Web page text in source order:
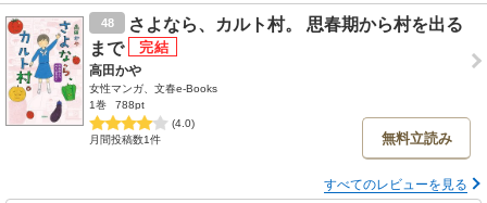
48
さよなら、カルト村。 思春期から村を出る
まで
高田かや
女性マンガ、文春e-Books
1巻
788pt
(4.0)
月間投稿数1件
無料立読み
すべてのレビューを見る